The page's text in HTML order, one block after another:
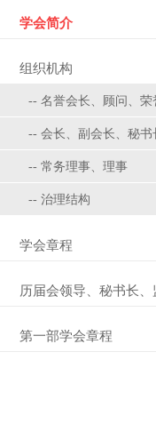
学会简介
组织机构
-- 名誉会长、顾问、荣
-- 会长、副会长、秘书
-- 常务理事、理事
-- 治理结构
学会章程
历届会领导、秘书长、
第一部学会章程